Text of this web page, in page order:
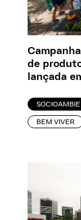
de
lançada
BEM VIVER